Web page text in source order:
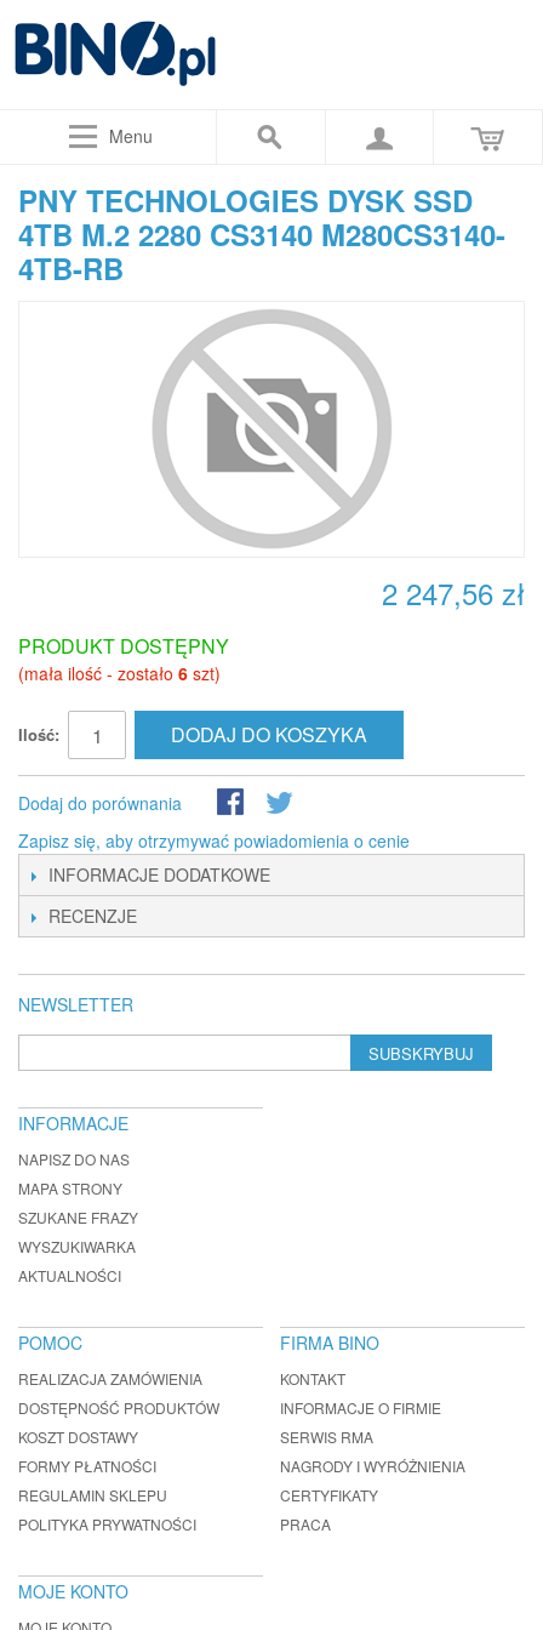
Menu
PNY TECHNOLOGIES DYSK SSD
4TB M.2 2280 CS3140 M280CS3140-
4TB-RB
2 247,56 zł
PRODUKT DOSTĘPNY
(mała ilość - zostało 6 szt)
Ilość: DODAJ DO KOSZYKA
Dodaj do porównania
Zapisz się, aby otrzymywać powiadomienia o cenie
INFORMACJE DODATKOWE
RECENZJE
NEWSLETTER
SUBSKRYBUJ
INFORMACJE
NAPISZ DO NAS
MAPA STRONY
SZUKANE FRAZY
WYSZUKIWARKA
AKTUALNOŚCI
POMOC
REALIZACJA ZAMÓWIENIA
DOSTĘPNOŚĆ PRODUKTÓW
KOSZT DOSTAWY
FORMY PŁATNOŚCI
REGULAMIN SKLEPU
POLITYKA PRYWATNOŚCI
FIRMA BINO
KONTAKT
INFORMACJE O FIRMIE
SERWIS RMA
NAGRODY I WYRÓŻNIENIA
CERTYFIKATY
PRACA
MOJE KONTO